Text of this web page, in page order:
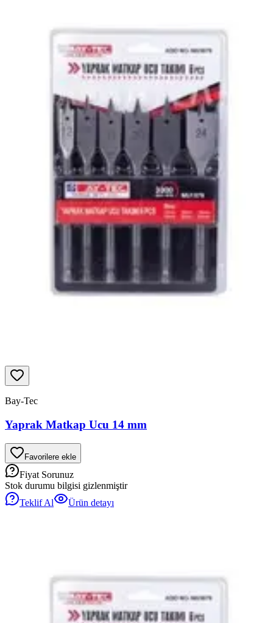
Bay-Tec
Yaprak Matkap Ucu 14 mm
Favorilere ekle
Fiyat Sorunuz
Stok durumu bilgisi gizlenmiştir
Teklif Al
Ürün detayı